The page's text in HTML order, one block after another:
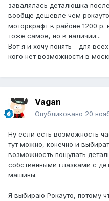
завалялась деталюшка
вообще дешевле чем
моторкрафт в районе 1200 р.
тоже самое, но в наличии...
Вот я и хочу понять - для
кого нет возможности в
Vagan
Опубликовано 20
Ну если есть возможность
тут можно, конечно и
возможность пощупать
собственными глазками с
машины.
Я выбираю Рокауто, потому